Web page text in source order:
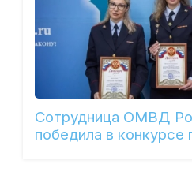
Сотрудница ОМВД
победила в конкурсе